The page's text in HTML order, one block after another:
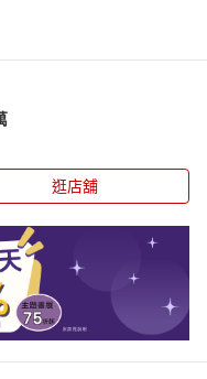
逛店舖